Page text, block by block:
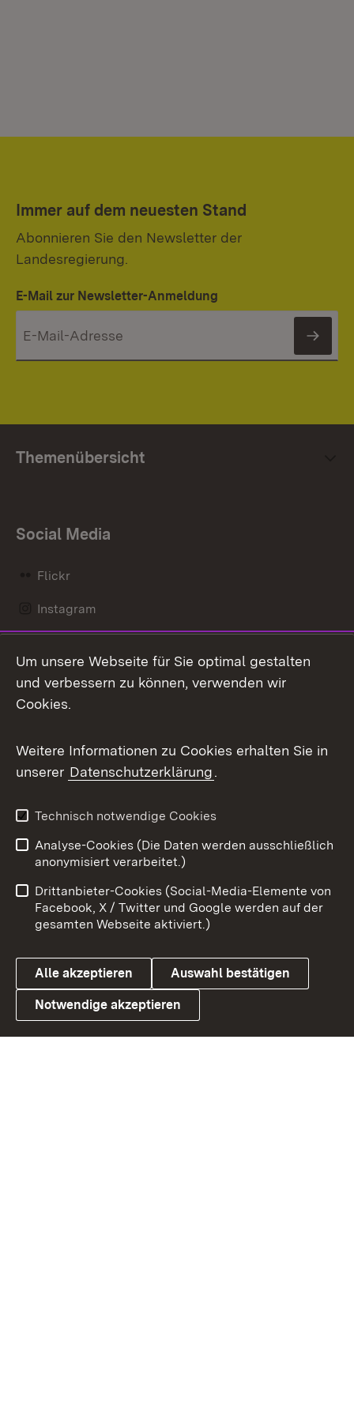
Immer auf dem neuesten Stand
Abonnieren Sie den Newsletter der
Landesregierung.
E-Mail zur Newsletter-Anmeldung
Themenübersicht
Social Media
Flickr
Instagram
Mastodon
Messenger
Social Wall
X / Twitter
Youtube
Link zum Landesportal
Benutzungshinweise
Barrierefreiheit
Datenschutz
Cookies
Um unsere Webseite für Sie optimal gestalten
und verbessern zu können, verwenden wir
Cookies.
Weitere Informationen zu Cookies erhalten Sie in
unserer Datenschutzerklärung.
Technisch notwendige Cookies
Analyse-Cookies (Die Daten werden ausschließlich
anonymisiert verarbeitet.)
Drittanbieter-Cookies (Social-Media-Elemente von
Facebook, X / Twitter und Google werden auf der
gesamten Webseite aktiviert.)
Alle akzeptieren Auswahl bestätigen
Notwendige akzeptieren